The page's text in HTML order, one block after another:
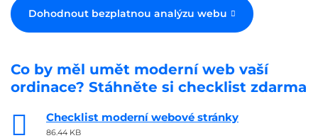
Dohodnout bezplatnou analýzu webu
Co by měl umět moderní web vaší
ordinace? Stáhněte si checklist zdarma
Checklist moderní webové stránky
86.44 KB